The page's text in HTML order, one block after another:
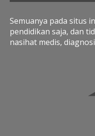
Semuanya pada situs
pendidikan saja, dan
nasihat medis,